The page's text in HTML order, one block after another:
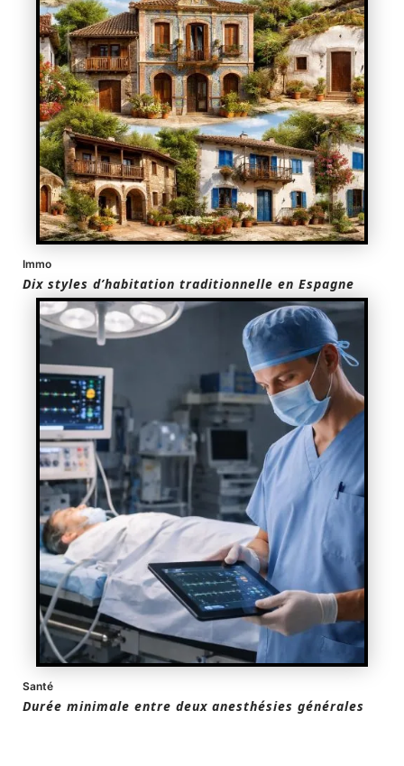
Immo
Dix styles d’habitation traditionnelle en Espagne
Santé
Durée minimale entre deux anesthésies générales